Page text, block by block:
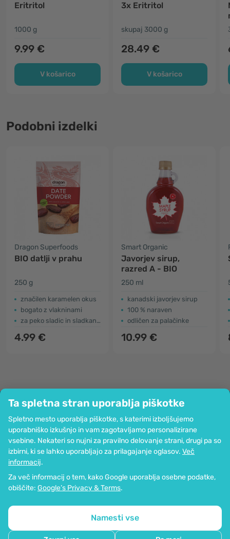
Ta spletna stran uporablja piškotke
Spletno mesto uporablja piškotke, s katerimi izboljšujemo
uporabniško izkušnjo in vam zagotavljamo personalizirane
vsebine. Nekateri so nujni za pravilno delovanje strani, drugi pa so
izbirni, ki se lahko uporabljajo za prilagajanje oglasov. Več
informacij.
Za več informacij o tem, kako Google uporablja osebne podatke,
obiščite: Google’s Privacy & Terms.
Namesti vse
Eritritol
1000 g
9.99 €
V košarico
3x Eritritol
skupaj 3000 g
28.49 €
V košarico
Podobni izdelki
Dragon Superfoods
BIO datlji v prahu
250 g
značilen karamelen okus
bogato z vlakninami
za peko sladic in sladkanje
4.99 €
Smart Organic
Javorjev sirup,
razred A - BIO
250 ml
kanadski javorjev sirup
100 % naraven
odličen za palačinke
10.99 €
Podjetje
Informacije
Pridružite se nam
Pomoč in naročila
Možnost kartičnega plačevanja. Zagotovljena zaščita osebnih podatkov
preko SSL-kodiranja.
Zemljevid strani